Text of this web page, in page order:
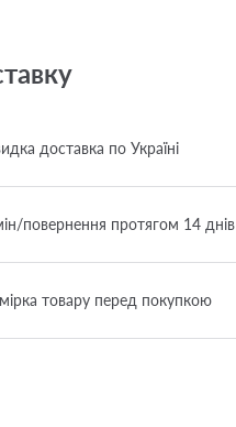
доставка по Україні
повернення протягом 14 днів
товару перед покупкою